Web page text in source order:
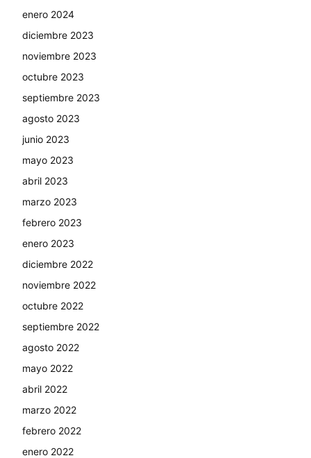
enero 2024
diciembre 2023
noviembre 2023
octubre 2023
septiembre 2023
agosto 2023
junio 2023
mayo 2023
abril 2023
marzo 2023
febrero 2023
enero 2023
diciembre 2022
noviembre 2022
octubre 2022
septiembre 2022
agosto 2022
mayo 2022
abril 2022
marzo 2022
febrero 2022
enero 2022